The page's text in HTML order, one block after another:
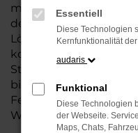
modernen Technik,
dem stilvollen Design
Lösung für jeden, der
komfortables
Stadtverkehr oder
bietet Ihnen höchsten
Features und eine
Wirtschaftlichkeit.
Essentiell
Diese Technologien
Kernfunktionalität
audaris
Funktional
Diese Technologien
der Webseite.
Maps, Chats,